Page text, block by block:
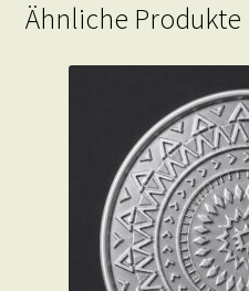
Ähnliche Produkte